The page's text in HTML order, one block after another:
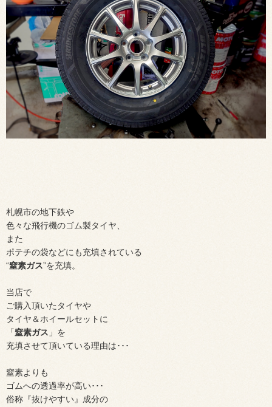
札幌市の地下鉄や
色々な飛行機のゴム製タイヤ、
また
ポテチの袋などにも充填されている
“窒素ガス”を充填。
当店で
ご購入頂いたタイヤや
タイヤ＆ホイールセットに
「窒素ガス 」を
充填させて頂いている理由は･･･
窒素よりも
ゴムへの透過率が高い･･･
俗称『抜けやすい』成分の